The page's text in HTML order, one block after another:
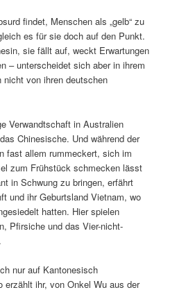
findet, Menschen als „gelb“ zu
es für sie doch auf den Punkt.
sie fällt auf, weckt Erwartungen
– unterscheidet sich aber in ihrem
nicht von ihren deutschen
Verwandtschaft in Australien
Chinesische. Und während der
fast allem rummeckert, sich im
zum Frühstück schmecken lässt
in Schwung zu bringen, erfährt
und ihr Geburtsland Vietnam, wo
hatten. Hier spielen
Pfirsiche und das Vier-nicht-
nur auf Kantonesisch
erzählt ihr, von Onkel Wu aus der